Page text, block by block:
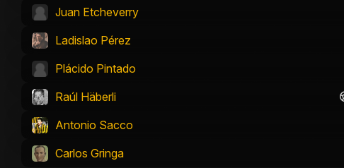
Juan Etcheverry
Ladislao Pérez
Plácido Pintado
Raúl Häberli
Antonio Sacco
Carlos Gringa